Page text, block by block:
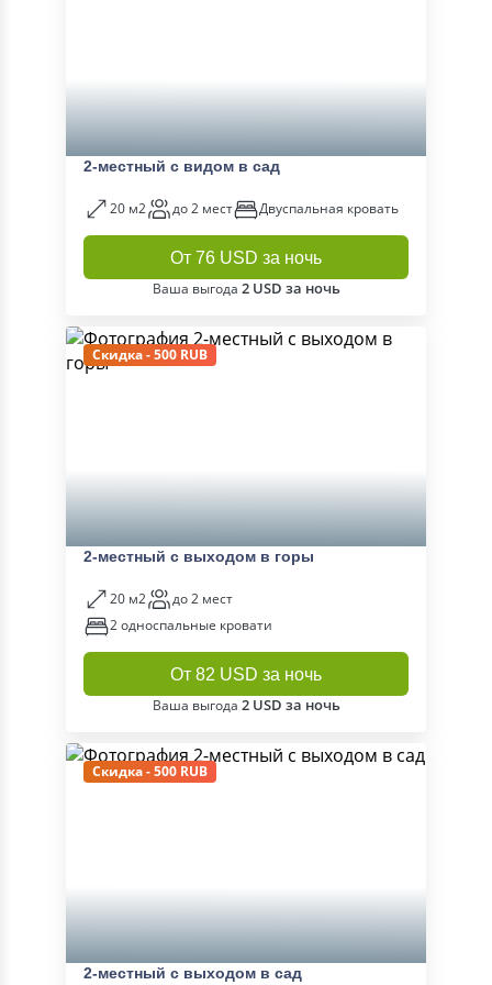
2-местный с видом в сад
20 м2 до 2 мест Двуспальная кровать
От 76 USD за ночь
Ваша выгода 2 USD за ночь
Скидка - 500 RUB
2-местный с выходом в горы
20 м2
до 2 мест
2 односпальные кровати
От 82 USD за ночь
Ваша выгода 2 USD за ночь
Скидка - 500 RUB
2-местный с выходом в сад